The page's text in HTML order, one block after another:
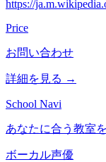
https://
Price
お問い合わせ
詳細を見る →
School Navi
あなたに合う教室
ボーカル声優